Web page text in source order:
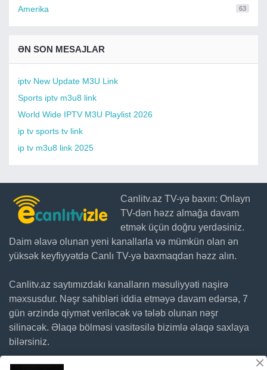
Amerika 63
ƏN SON MESAJLAR
iptv New Update M3U Link
Sports iptv m3u8 link
World Wide IPTV M3U Playlist 2026
ip tv sports tv link
ip tv m3u8 link 2025
Canlitv.az TV-yə baxın: Onlayn
TV-dən həzz almağa davam
etmək üçün doğru yerdəsiniz.
Daim əlavə olunan yeni kanallarla və mümkün olan ən
yüksək keyfiyyətdə Canlı TV-yə baxmaqdan həzz alın.
Canlitv.az saytımızdakı kanalların məsuliyyəti naşirə
məxsusdur. Nəşr sahibləri iddia etməyə davam edərsə, 7
gün ərzində qiymət veriləcək və tələb olunan nəşr
silinəcək. Əlaqə bölməsi vasitəsilə bizimlə əlaqə saxlaya
bilərsiniz.